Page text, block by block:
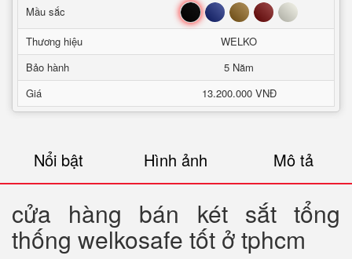
Mầu sắc Đen Xanh Nâu Đỏ Trắng
Thương hiệu
WELKO
Bảo hành
5 Năm
Giá
13.200.000 VNĐ
Nổi bật Hình ảnh Mô tả
cửa hàng bán két sắt tổng
thống welkosafe tốt ở tphcm